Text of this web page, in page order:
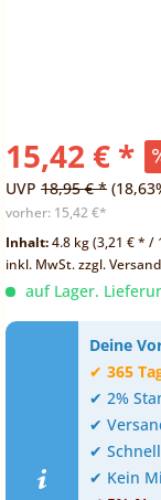
15,42 € *
UVP 18,95 € *
vorher: 15,42 €*
Inhalt:4.8 kg (3,21 € * /
inkl. MwSt.zzgl.
auf Lager.
Deine
✔ 365
✔ 2%
✔
✔
✔ Kein